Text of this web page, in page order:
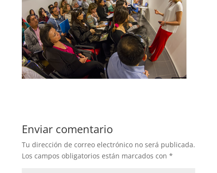
Enviar comentario
Tu dirección de correo electrónico no será publicada.
Los campos obligatorios están marcados con *